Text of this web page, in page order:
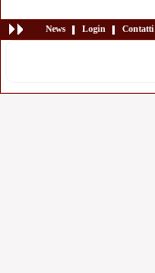
News Login Contatti